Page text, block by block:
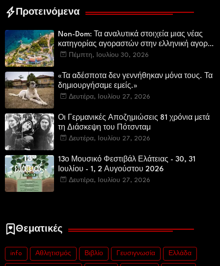
Προτεινόμενα
Non-Dom: Τα αναλυτικά στοιχεία μιας νέας
κατηγορίας αγοραστών στην ελληνική αγορά
πολυτελών κατοικιών
Πέμπτη, Ιουλίου 30, 2026
«Τα αδέσποτα δεν γεννήθηκαν μόνα τους. Τα
δημιουργήσαμε εμείς.»
Δευτέρα, Ιουλίου 27, 2026
Οι Γερμανικές Αποζημιώσεις 81 χρόνια μετά
τη Διάσκεψη του Πότσνταμ
Δευτέρα, Ιουλίου 27, 2026
13ο Μουσικό Φεστιβάλ Ελάτειας - 30, 31
Ιουλίου - 1, 2 Αυγούστου 2026
Δευτέρα, Ιουλίου 27, 2026
Θεματικές
info Αθλητισμός Βιβλίο Γευσιγνωσία Ελλάδα